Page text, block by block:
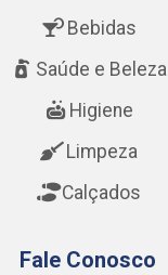
Bebidas
Saúde e Beleza
Higiene
Limpeza
Calçados
Fale Conosco